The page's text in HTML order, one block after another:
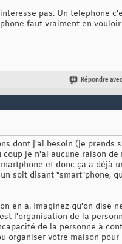
pas. Un telephone
faut vraiment en vouloir
Répondre
dont j'ai besoin (je prends
je n'ai aucune raison de
et donc ça a déjà
soit disant "smart"phone,
en a. Imaginez qu'on dise
l'organisation de la
de la personne à
organiser votre maison